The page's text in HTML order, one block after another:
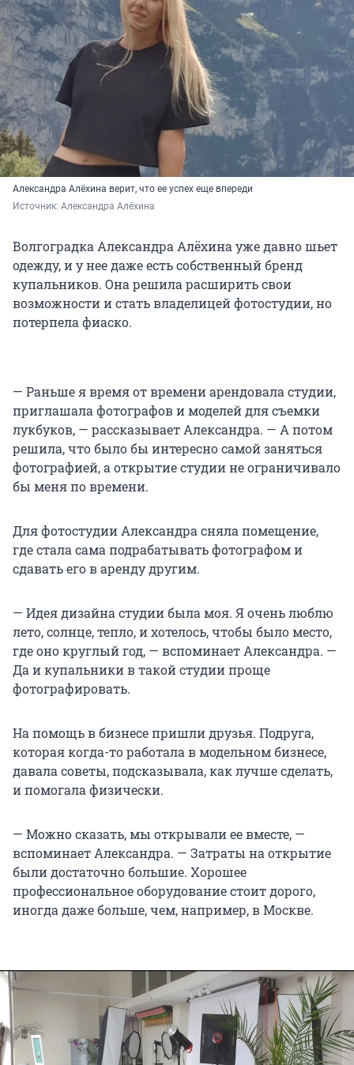
Александра Алёхина верит, что ее успех еще впереди
Источник: Александра Алёхина
Волгоградка Александра Алёхина уже давно шьет
одежду, и у нее даже есть собственный бренд
купальников. Она решила расширить свои
возможности и стать владелицей фотостудии, но
потерпела фиаско.
— Раньше я время от времени арендовала студии,
приглашала фотографов и моделей для съемки
лукбуков, — рассказывает Александра. — А потом
решила, что было бы интересно самой заняться
фотографией, а открытие студии не ограничивало
бы меня по времени.
Для фотостудии Александра сняла помещение,
где стала сама подрабатывать фотографом и
сдавать его в аренду другим.
— Идея дизайна студии была моя. Я очень люблю
лето, солнце, тепло, и хотелось, чтобы было место,
где оно круглый год, — вспоминает Александра. —
Да и купальники в такой студии проще
фотографировать.
На помощь в бизнесе пришли друзья. Подруга,
которая когда-то работала в модельном бизнесе,
давала советы, подсказывала, как лучше сделать,
и помогала физически.
— Можно сказать, мы открывали ее вместе, —
вспоминает Александра. — Затраты на открытие
были достаточно большие. Хорошее
профессиональное оборудование стоит дорого,
иногда даже больше, чем, например, в Москве.